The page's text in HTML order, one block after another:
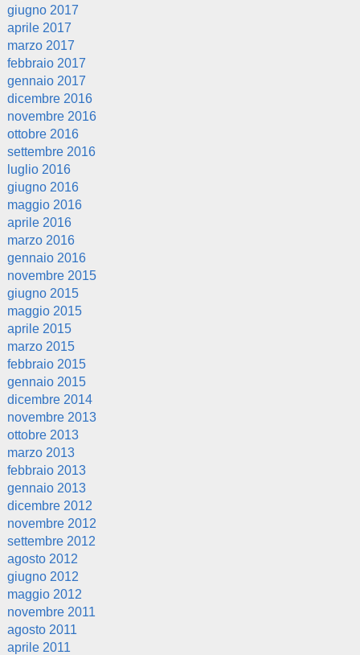
giugno 2017
aprile 2017
marzo 2017
febbraio 2017
gennaio 2017
dicembre 2016
novembre 2016
ottobre 2016
settembre 2016
luglio 2016
giugno 2016
maggio 2016
aprile 2016
marzo 2016
gennaio 2016
novembre 2015
giugno 2015
maggio 2015
aprile 2015
marzo 2015
febbraio 2015
gennaio 2015
dicembre 2014
novembre 2013
ottobre 2013
marzo 2013
febbraio 2013
gennaio 2013
dicembre 2012
novembre 2012
settembre 2012
agosto 2012
giugno 2012
maggio 2012
novembre 2011
agosto 2011
aprile 2011